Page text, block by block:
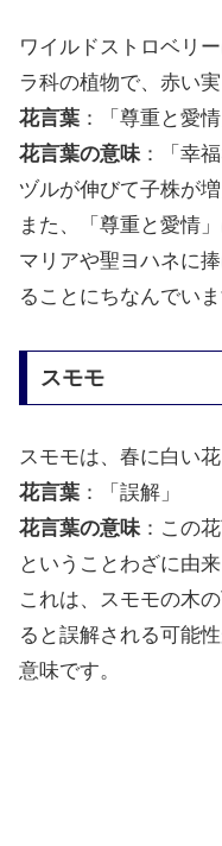
ワイルドストロベリ
ラ科の植物で、赤い実
花言葉 ：「尊重と愛
花言葉の意味 ：「幸
ヅルが伸びて子株が
また、「尊重と愛情
マリアや聖ヨハネに
ることにちなんでいま
スモモ
スモモは、春に白い
花言葉 ：「誤解」
花言葉の意味：この
ということわざに由来
これは、スモモの木
ると誤解される可能
意味です。